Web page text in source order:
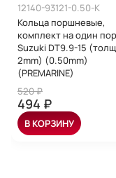
12140-93121-0.50-K
Кольца поршневые,
комплект на один
Suzuki DT9.9-15
2mm) (0.50mm)
(PREMARINE)
520 ₽
494 ₽
В КОРЗИНУ